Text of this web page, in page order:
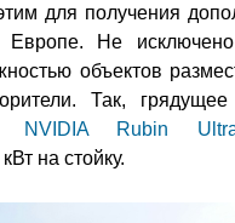
для получения
Не исключено
объектов
Так, грядущее
NVIDIA Rubin
на стойку.